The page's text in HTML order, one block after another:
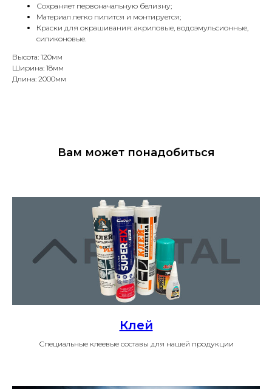
Сохраняет первоначальную белизну;
Материал легко пилится и монтируется;
Краски для окрашивания: акриловые, водоэмульсионные,
силиконовые.
Высота: 120мм
Ширина: 18мм
Длина: 2000мм
Вам может понадобиться
Клей
Специальные клеевые составы для нашей продукции